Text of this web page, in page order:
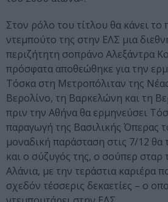
Στον ρόλο του τίτλου θα κάνει
ντεμπούτο της στην ΕΛΣ μια
περιζήτητη σοπράνο Αλεξάντρα
πρόσφατα αποθεώθηκε για την
Τόσκα στη Μετροπόλιταν της
Βερολίνο, τη Βαρκελώνη και τη
πριν την Αθήνα θα ερμηνεύσει
παραγωγή της Βασιλικής Όπερας
μοναδική παράσταση στις 7/12 θα
και ο σύζυγός της, ο σούπερ
Αλάνια, με την τεράστια καριέρα
σχεδόν τέσσερις δεκαετίες – ο